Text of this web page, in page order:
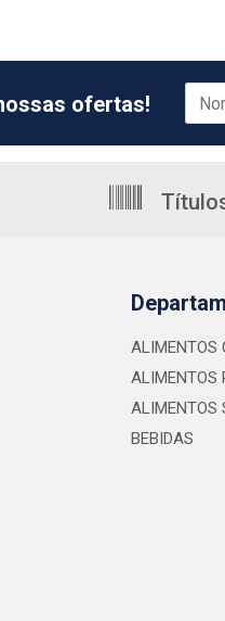
ofertas!
ALIMENTOS
ALIMENTOS
ALIMENTOS
BEBIDAS